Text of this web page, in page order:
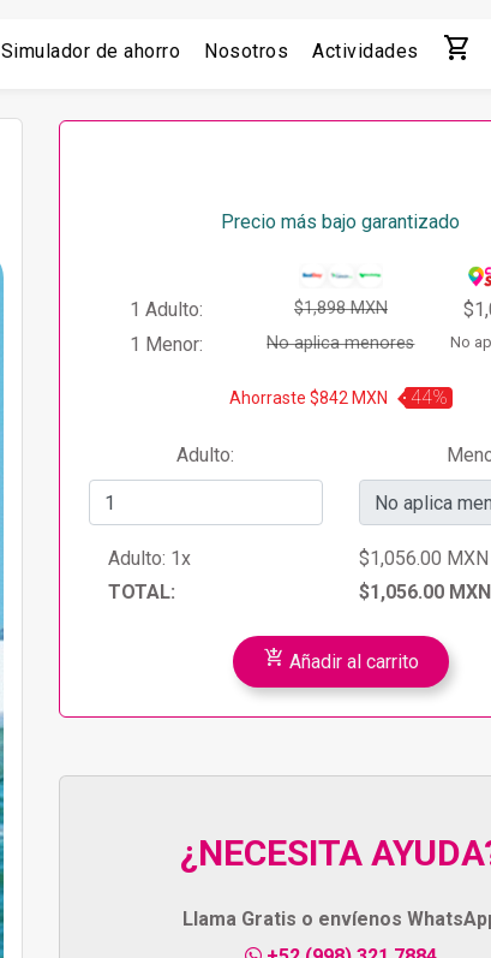
Simulador de ahorro Nosotros Actividades shopping_cart
Precio más bajo garantizado
1 Adulto:
1 Menor:
$1,898 MXN
No aplica menores
No
Ahorraste $842 MXN 44%
Adulto:
Adulto: 1x
TOTAL:
$1,056.00 MXN
$1,056.00 MXN
add_shopping_cart Añadir al carrito
¿NECESITA
Llama Gratis o envíenos